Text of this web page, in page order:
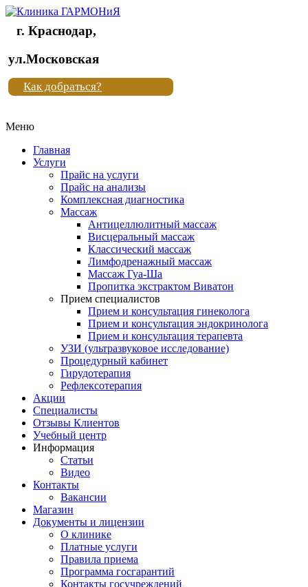
Клиника
"Новая
жизнь"
Клиника
жизнь"
г. Краснодар,
ул.Московская
Как добраться?
Меню
Главная
Услуги
Прайс на услуги
Прайс на анализы
Комплексная диагностика
Массаж
Антицеллюлитный массаж
Висцеральный массаж
Классический массаж
Лимфодренажный массаж
Массаж Гуа-Ша
Пропитка экстрактом Виватон
Прием специалистов
Прием и консультация гинеколога
Прием и консультация эндокринолога
Прием и консультация терапевта
УЗИ (ультразвуковое исследование)
Процедурный кабинет
Гирудотерапия
Рефлексотерапия
Акции
Специалисты
Отзывы Клиентов
Учебный центр
Информация
Статьи
Видео
Контакты
Вакансии
Магазин
Документы и лицензии
О клинике
Платные услуги
Правила приема
Программа госгарантий
Контакты госучреждений